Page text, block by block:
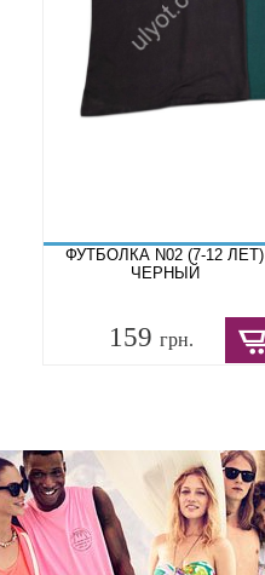
ФУТБОЛКА N02 (7-12 ЛЕТ)
ЧЕРНЫЙ
159 грн.